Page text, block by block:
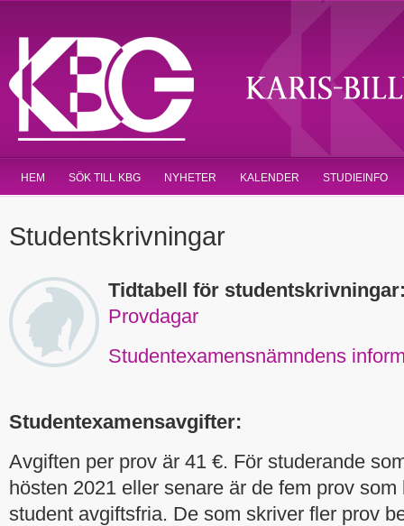
HEM SÖK TILL KBG NYHETER KALENDER STUDIEINFO
Studentskrivningar
Tidtabell för
Provdagar
Studentexamensnämndens
Studentexamensavgifter:
Avgiften per prov är 41 €. För studerande
hösten 2021 eller senare är de fem prov
student avgiftsfria. De som skriver fler prov